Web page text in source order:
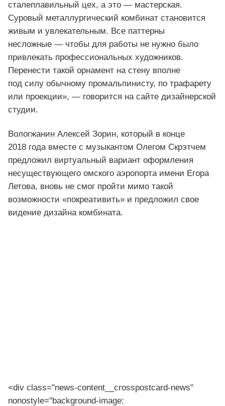
сталеплавильный цех, а это — мастерская.
Суровый металлургический комбинат становится
живым и увлекательным. Все паттерны
несложные — чтобы для работы не нужно было
привлекать профессиональных художников.
Перенести такой орнамент на стену вполне
под силу обычному промальпинисту, по трафарету
или проекции», — говорится на сайте дизайнерской
студии.
Вологжанин Алексей Зорин, который в конце
2018 года вместе с музыкантом Олегом Скрэтчем
предложил виртуальный вариант оформления
несуществующего омского аэропорта имени Егора
Летова, вновь не смог пройти мимо такой
возможности «покреативить» и предложил свое
видение дизайна комбината.
<div class="news-content__crosspostcard-news"
nonostyle="background-image: